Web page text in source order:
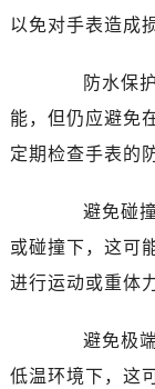
以免对手表造成
防水保护
能，但仍应避免
定期检查手表的
避免碰撞
或碰撞下，这可
进行运动或重体
避免极端
低温环境下，这